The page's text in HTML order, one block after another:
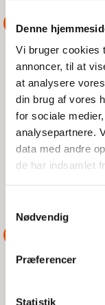
Denne
Vi bruger cookies
annoncer, til at
at analysere
din brug af vores
for sociale
analysepartnere.
data med andre
de har indsamlet
Nødvendig
Præferencer
Statistik
ONS, 05/08/
En 40' aluminiums
ved Skansehage,
forsøg ved et træk
ASSISTANCE